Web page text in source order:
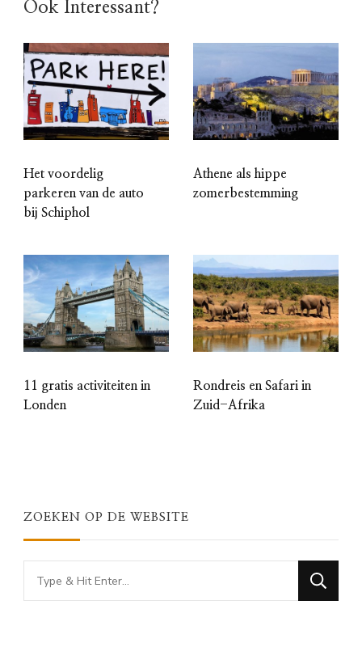
Ook Interessant?
Het voordelig
parkeren van de auto
bij Schiphol
Athene als hippe
zomerbestemming
11 gratis activiteiten in
Londen
Rondreis en Safari in
Zuid-Afrika
ZOEKEN OP DE WEBSITE
Looking
for